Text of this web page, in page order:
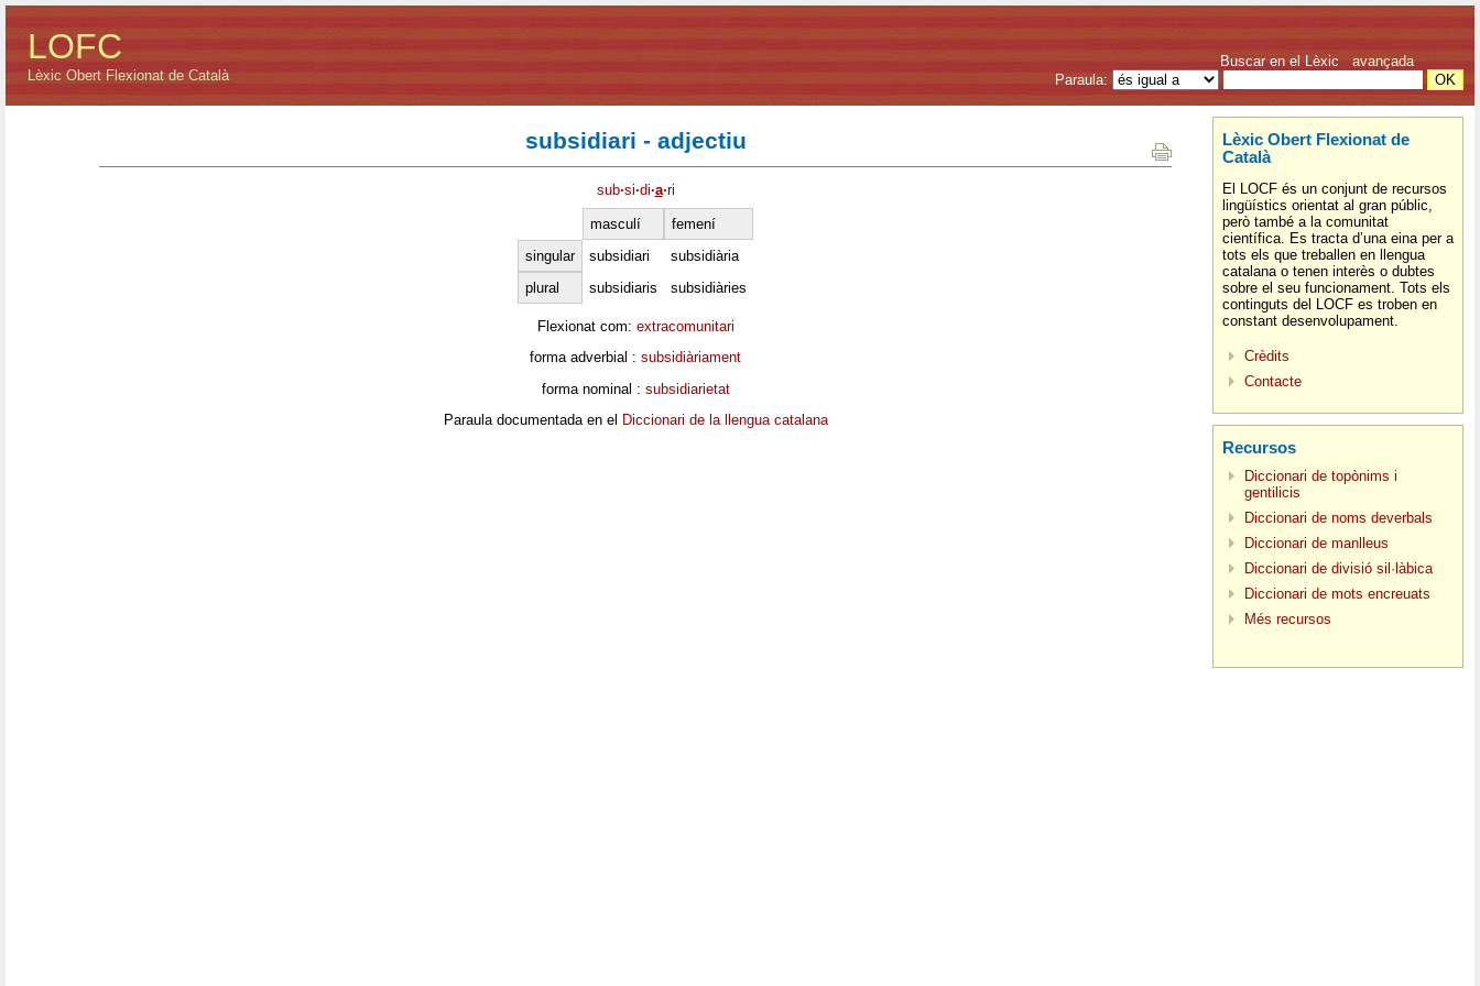
LOFC
Lèxic Obert Flexionat de Català
Buscar en el Lèxic avançada
Paraula:
subsidiari - adjectiu
sub·si·di·a·ri
masculí
femení
singular
subsidiari
subsidiària
plural
subsidiaris subsidiàries
Flexionat com: extracomunitari
forma adverbial : subsidiàriament
forma nominal : subsidiarietat
Paraula documentada en el Diccionari de la llengua catalana
Lèxic Obert Flexionat de
Català
El LOCF és un conjunt de recursos
lingüístics orientat al gran públic,
però també a la comunitat
científica. Es tracta d’una eina per a
tots els que treballen en llengua
catalana o tenen interès o dubtes
sobre el seu funcionament. Tots els
continguts del LOCF es troben en
constant desenvolupament.
Crèdits
Contacte
Recursos
Diccionari de topònims i
gentilicis
Diccionari de noms deverbals
Diccionari de manlleus
Diccionari de divisió sil·làbica
Diccionari de mots encreuats
Més recursos